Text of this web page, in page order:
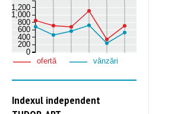
0
200
400
600
800
1,000
1,200
ofertă vânzări
Indexul independent